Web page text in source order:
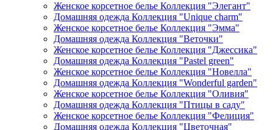
Женское корсетное белье Коллекция "Элегант"
Домашняя одежда Коллекция "Unique charm"
Женское корсетное белье Коллекция "Эмма"
Домашняя одежда Коллекция "Веточки"
Женское корсетное белье Коллекция "Джессика"
Домашняя одежда Коллекция "Pastel green"
Женское корсетное белье Коллекция "Новелла"
Домашняя одежда Коллекция "Wonderful garden"
Женское корсетное белье Коллекция "Оливия"
Домашняя одежда Коллекция "Птицы в саду"
Женское корсетное белье Коллекция "Фелиция"
Домашняя одежда Коллекция "Цветочная"